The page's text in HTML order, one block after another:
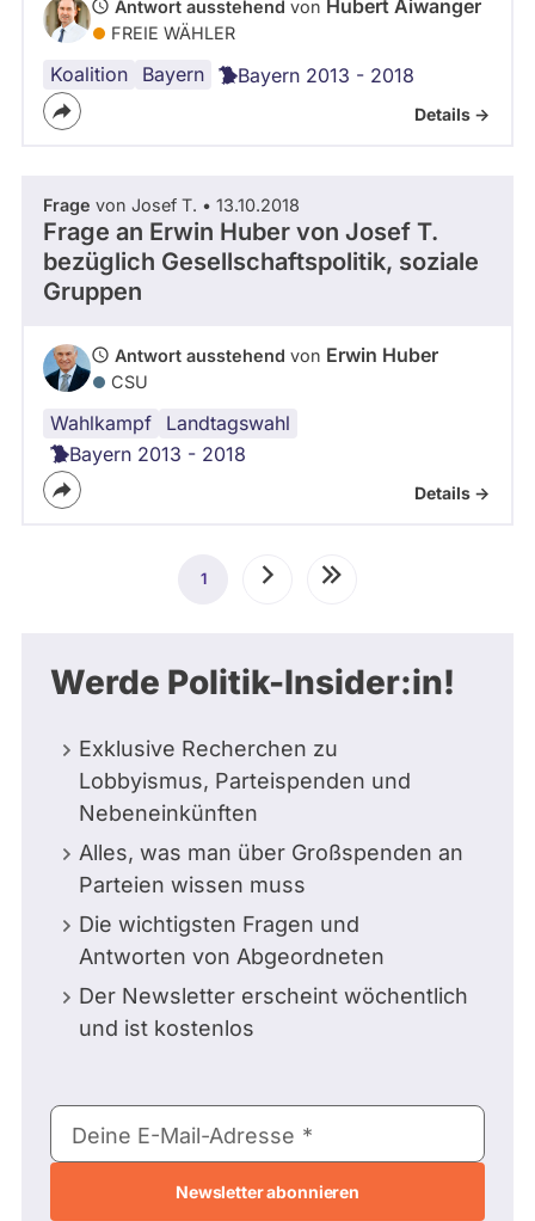
Antwort ausstehend von Hubert Aiwanger
FREIE WÄHLER
Koalition Bayern Bayern 2013 - 2018
Details ->
Frage von Josef T. • 13.10.2018
Frage an Erwin Huber von Josef T.
bezüglich Gesellschaftspolitik, soziale
Gruppen
Antwort ausstehend von Erwin Huber
CSU
Wahlkampf Landtagswahl
CSU
Bayern
Polizeiaufgabengesetz
Bayern 2013 - 2018
Details ->
Seitennummerierung
Aktuelle
1 NächsteLetzte
Werde Politik-Insider:in!
Exklusive Recherchen zu
Lobbyismus, Parteispenden und
Nebeneinkünften
Alles, was man über Großspenden an
Parteien wissen muss
Die wichtigsten Fragen und
Antworten von Abgeordneten
Der Newsletter erscheint wöchentlich
und ist kostenlos
E-
Mail-
Deine E-Mail-Adresse